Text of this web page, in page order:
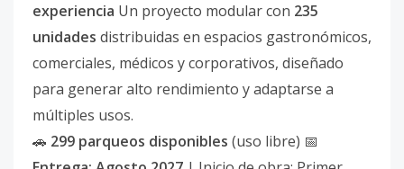
experiencia Un proyecto modular con 235
unidades distribuidas en espacios gastronómicos,
comerciales, médicos y corporativos, diseñado
para generar alto rendimiento y adaptarse a
múltiples usos.
🚗 299 parqueos disponibles (uso libre) 📅